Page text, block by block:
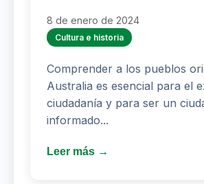
8 de enero de 2024
Cultura e historia
Comprender a los pueblos
Australia es esencial para el
ciudadanía y para ser un
informado...
Leer más →